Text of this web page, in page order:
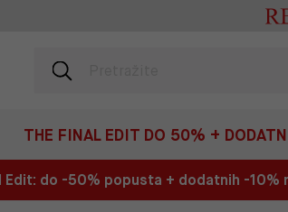
THE FINAL EDIT DO 50% +
Edit: do -50% popusta + dodatnih -